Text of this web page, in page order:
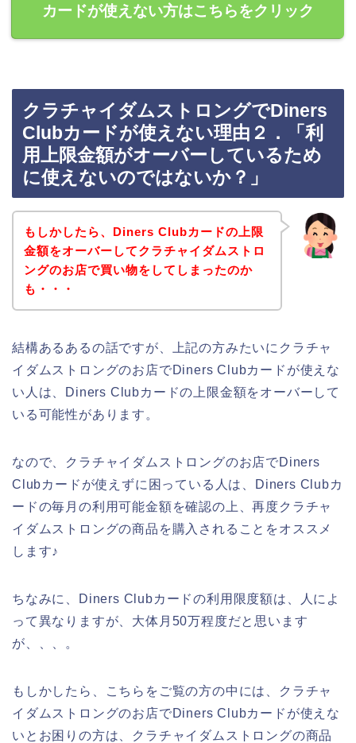
カードが使えない方はこちらをクリック
クラチャイダムストロングでDiners
Clubカードが使えない理由２．「利
用上限金額がオーバーしているため
に使えないのではないか？」
もしかしたら、Diners Clubカードの上限
金額をオーバーしてクラチャイダムストロ
ングのお店で買い物をしてしまったのか
も・・・
結構あるあるの話ですが、上記の方みたいにクラチャ
イダムストロングのお店でDiners Clubカードが使えな
い人は、Diners Clubカードの上限金額をオーバーして
いる可能性があります。
なので、クラチャイダムストロングのお店でDiners
Clubカードが使えずに困っている人は、Diners Clubカ
ードの毎月の利用可能金額を確認の上、再度クラチャ
イダムストロングの商品を購入されることをオススメ
します♪
ちなみに、Diners Clubカードの利用限度額は、人によ
って異なりますが、大体月50万程度だと思います
が、、、。
もしかしたら、こちらをご覧の方の中には、クラチャ
イダムストロングのお店でDiners Clubカードが使えな
いとお困りの方は、クラチャイダムストロングの商品